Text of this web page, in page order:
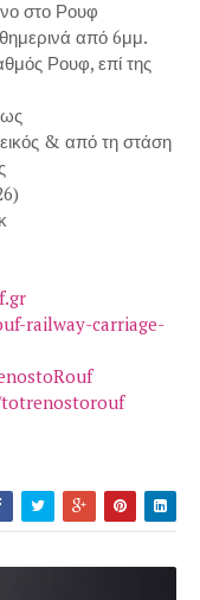
στο Ρουφ
από 6μμ.
Ρουφ, επί της
& από τη στάση
railway-carriage-
totrenostorouf